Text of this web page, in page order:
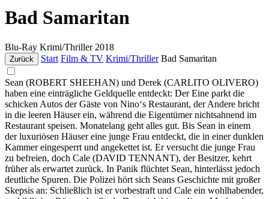
Bad Samaritan
Blu-Ray Krimi/Thriller 2018
Zurück Start Film & TV Krimi/Thriller Bad Samaritan
Sean (ROBERT SHEEHAN) und Derek (CARLITO OLIVERO)
haben eine einträgliche Geldquelle entdeckt: Der Eine parkt die
schicken Autos der Gäste von Nino‘s Restaurant, der Andere bricht
in die leeren Häuser ein, während die Eigentümer nichtsahnend im
Restaurant speisen. Monatelang geht alles gut. Bis Sean in einem
der luxuriösen Häuser eine junge Frau entdeckt, die in einer dunklen
Kammer eingesperrt und angekettet ist. Er versucht die junge Frau
zu befreien, doch Cale (DAVID TENNANT), der Besitzer, kehrt
früher als erwartet zurück. In Panik flüchtet Sean, hinterlässt jedoch
deutliche Spuren. Die Polizei hört sich Seans Geschichte mit großer
Skepsis an: Schließlich ist er vorbestraft und Cale ein wohlhabender,